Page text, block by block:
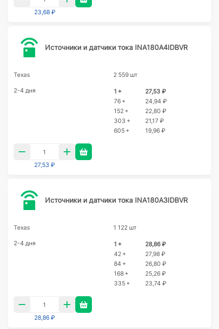
23,68 ₽
Источники и датчики тока INA180A4IDBVR
Texas 2 559 шт
2-4 дня 1 +
27,53 ₽
76 +
24,94 ₽
152 +
22,80 ₽
303 +
21,17 ₽
605 +
19,96 ₽
27,53 ₽
Источники и датчики тока INA180A3IDBVR
Texas 1 122 шт
2-4 дня 1 +
28,86 ₽
42 +
27,98 ₽
84 +
26,80 ₽
168 +
25,26 ₽
335 +
23,74 ₽
28,86 ₽